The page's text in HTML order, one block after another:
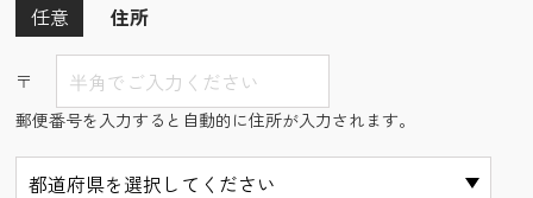
住所
任意
〒
郵便番号を入力すると自動的に住所が入力されます。